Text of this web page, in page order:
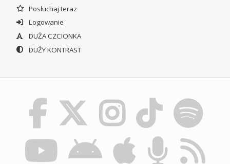
Posłuchaj teraz
Logowanie
DUŻA CZCIONKA
DUŻY KONTRAST